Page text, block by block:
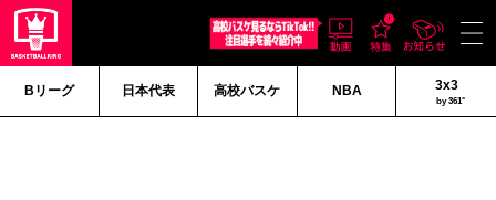
Bリーグ 日本代表 高校バスケ NBA 3x3
by 361°